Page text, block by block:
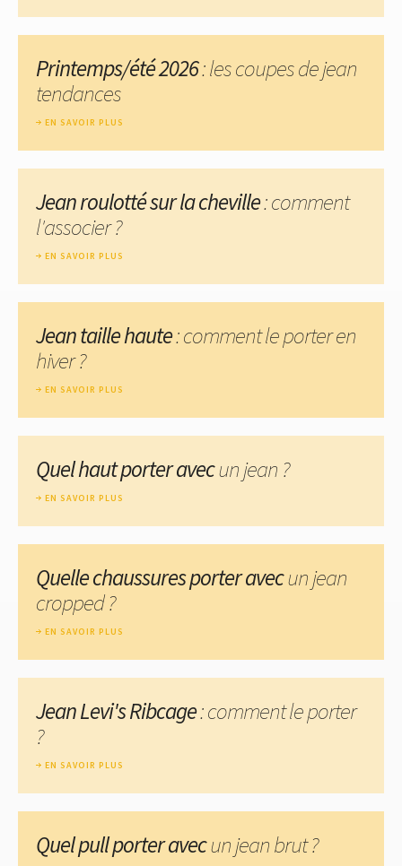
Printemps/été 2026: les coupes de jean
tendances
EN SAVOIR PLUS
Jean roulotté sur la cheville: comment
l'associer ?
EN SAVOIR PLUS
Jean taille haute: comment le porter en
hiver ?
EN SAVOIR PLUS
Quel haut porter avecun jean ?
EN SAVOIR PLUS
Quelle chaussures porter avecun jean
cropped ?
EN SAVOIR PLUS
Jean Levi's Ribcage: comment le porter
?
EN SAVOIR PLUS
Quel pull porter avecun jean brut ?